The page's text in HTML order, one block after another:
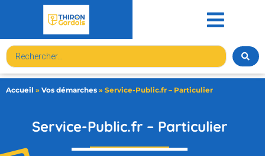
Accueil » Vos démarches » Service-Public.fr – Particulier
Service-Public.fr – Particulier